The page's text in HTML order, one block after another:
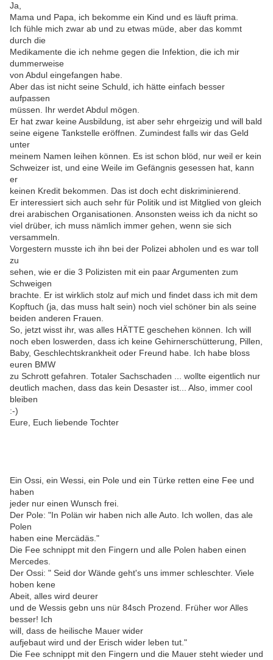
Ja,
Mama und Papa, ich bekomme ein Kind und es läuft prima.
Ich fühle mich zwar ab und zu etwas müde, aber das kommt
durch die
Medikamente die ich nehme gegen die Infektion, die ich mir
dummerweise
von Abdul eingefangen habe.
Aber das ist nicht seine Schuld, ich hätte einfach besser
aufpassen
müssen. Ihr werdet Abdul mögen.
Er hat zwar keine Ausbildung, ist aber sehr ehrgeizig und will bald
seine eigene Tankstelle eröffnen. Zumindest falls wir das Geld
unter
meinem Namen leihen können. Es ist schon blöd, nur weil er kein
Schweizer ist, und eine Weile im Gefängnis gesessen hat, kann
er
keinen Kredit bekommen. Das ist doch echt diskriminierend.
Er interessiert sich auch sehr für Politik und ist Mitglied von gleich
drei arabischen Organisationen. Ansonsten weiss ich da nicht so
viel drüber, ich muss nämlich immer gehen, wenn sie sich
versammeln.
Vorgestern musste ich ihn bei der Polizei abholen und es war toll
zu
sehen, wie er die 3 Polizisten mit ein paar Argumenten zum
Schweigen
brachte. Er ist wirklich stolz auf mich und findet dass ich mit dem
Kopftuch (ja, das muss halt sein) noch viel schöner bin als seine
beiden anderen Frauen.
So, jetzt wisst ihr, was alles HÄTTE geschehen können. Ich will
noch eben loswerden, dass ich keine Gehirnerschütterung, Pillen,
Baby, Geschlechtskrankheit oder Freund habe. Ich habe bloss
euren BMW
zu Schrott gefahren. Totaler Sachschaden ... wollte eigentlich nur
deutlich machen, dass das kein Desaster ist... Also, immer cool
bleiben
:-)
Eure, Euch liebende Tochter
Ein Ossi, ein Wessi, ein Pole und ein Türke retten eine Fee und
haben
jeder nur einen Wunsch frei.
Der Pole: "In Polän wir haben nich alle Auto. Ich wollen, das ale
Polen
haben eine Mercädäs."
Die Fee schnippt mit den Fingern und alle Polen haben einen
Mercedes.
Der Ossi: " Seid dor Wände geht's uns immer schleschter. Viele
hoben kene
Abeit, alles wird deurer
und de Wessis gebn uns nür 84sch Prozend. Früher wor Alles
besser! Ich
will, dass de heilische Mauer wider
aufjebaut wird und der Erisch wider leben tut."
Die Fee schnippt mit den Fingern und die Mauer steht wieder und